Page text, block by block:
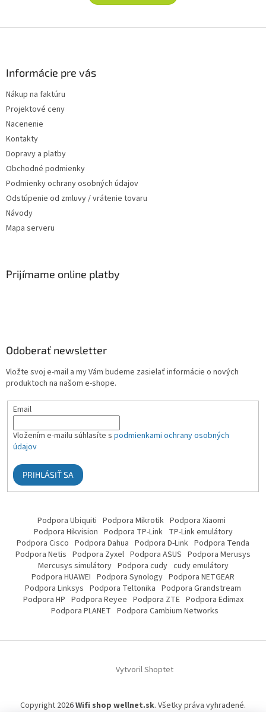
Informácie pre vás
Nákup na faktúru
Projektové ceny
Nacenenie
Kontakty
Dopravy a platby
Obchodné podmienky
Podmienky ochrany osobných údajov
Odstúpenie od zmluvy / vrátenie tovaru
Návody
Mapa serveru
Prijímame online platby
Odoberať newsletter
Vložte svoj e-mail a my Vám budeme zasielať informácie o nových
produktoch na našom e-shope.
Email
Vložením e-mailu súhlasíte s podmienkami ochrany osobných
údajov
PRIHLÁSIŤ SA
Podpora Ubiquiti Podpora Mikrotik Podpora Xiaomi
Podpora Hikvision Podpora TP-Link TP-Link emulátory
Podpora Cisco Podpora Dahua Podpora D-Link Podpora Tenda
Podpora Netis Podpora Zyxel Podpora ASUS Podpora Merusys
Mercusys simulátory Podpora cudy cudy emulátory
Podpora HUAWEI Podpora Synology Podpora NETGEAR
Podpora Linksys Podpora Teltonika Podpora Grandstream
Podpora HP Podpora Reyee Podpora ZTE Podpora Edimax
Podpora PLANET Podpora Cambium Networks
Vytvoril Shoptet
Copyright 2026Wifi shop wellnet.sk. Všetky práva vyhradené.